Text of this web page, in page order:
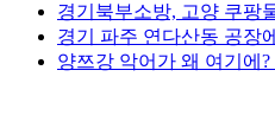
경기북부소방, 고양 쿠팡
경기 파주 연다산동 공장
양쯔강 악어가 왜 여기에